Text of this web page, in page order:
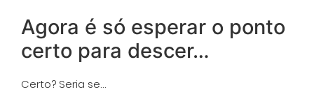
Agora é só esperar o ponto
certo para descer…
Certo? Seria se…